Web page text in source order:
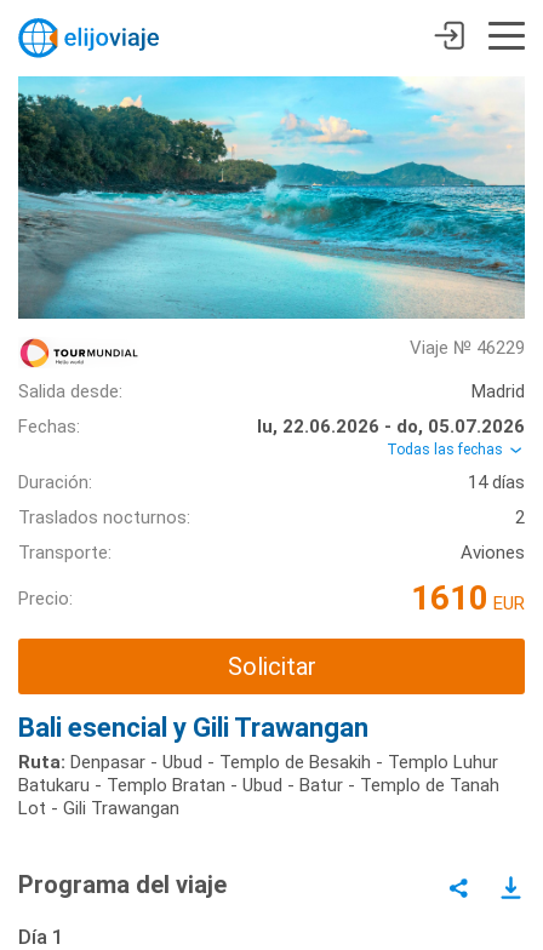
Viaje № 46229
Salida desde:
Madrid
Fechas:
lu, 22.06.2026 - do, 05.07.2026
Todas las fechas
Duración:
14 días
Traslados nocturnos:
2
Transporte:
Aviones
Precio: 1610 EUR
Solicitar
Bali esencial y Gili Trawangan
Ruta: Denpasar - Ubud - Templo de Besakih - Templo Luhur
Batukaru - Templo Bratan - Ubud - Batur - Templo de Tanah
Lot - Gili Trawangan
Programa del viaje
Día 1